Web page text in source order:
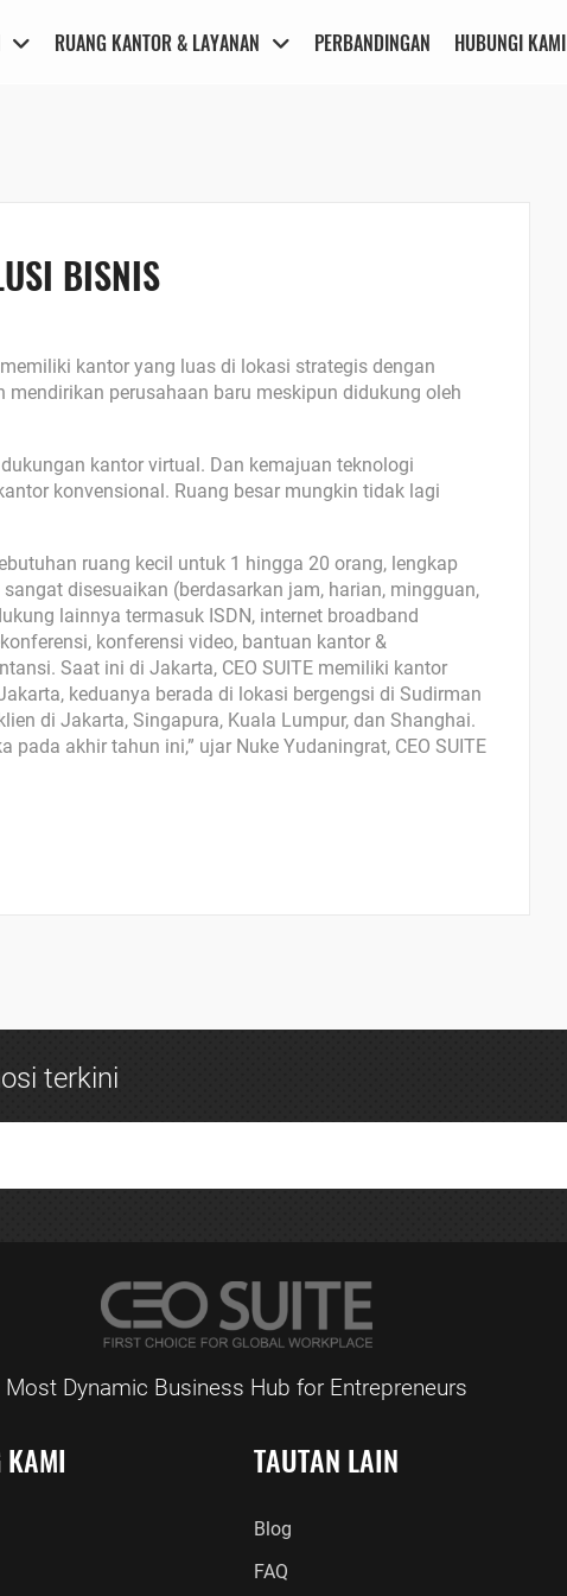
RUANG KANTOR & LAYANAN PERBANDINGAN HUBUNGI KAMI
BISNIS
kantor yang luas di lokasi strategis dengan
perusahaan baru meskipun didukung oleh
kantor virtual. Dan kemajuan teknologi
konvensional. Ruang besar mungkin tidak lagi
ruang kecil untuk 1 hingga 20 orang, lengkap
disesuaikan (berdasarkan jam, harian, mingguan,
lainnya termasuk ISDN, internet broadband
konferensi video, bantuan kantor &
Saat ini di Jakarta, CEO SUITE memiliki kantor
keduanya berada di lokasi bergengsi di Sudirman
di Jakarta, Singapura, Kuala Lumpur, dan Shanghai.
akhir tahun ini,” ujar Nuke Yudaningrat, CEO SUITE
terkini
Most Dynamic Business Hub for Entrepreneurs
KAMI TAUTAN LAIN
Blog
FAQ